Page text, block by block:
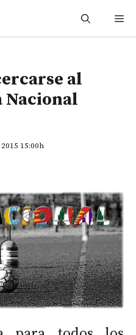
al
Nacional
15:00h